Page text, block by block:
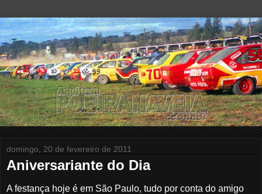
domingo, 20 de fevereiro de 2011
Aniversariante do Dia
A festança hoje é em São Paulo, tudo por conta do amigo